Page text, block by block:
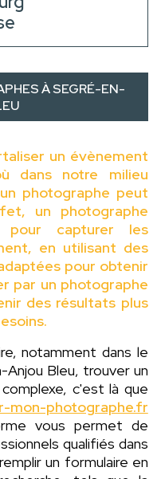
À SEGRÉ-EN-
un évènement
dans notre milieu
photographe peut
un photographe
pour capturer les
en utilisant des
pour obtenir
par un photographe
des résultats plus
notamment dans le
Bleu, trouver un
c'est là que
mon-photographe.fr
vous permet de
qualifiés dans
un formulaire en